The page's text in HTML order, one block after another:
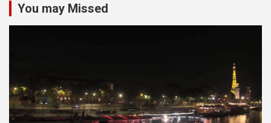
You may Missed